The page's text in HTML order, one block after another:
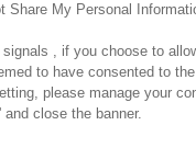
My Personal
, if you choose to
to have consented to
please manage your
close the banner.